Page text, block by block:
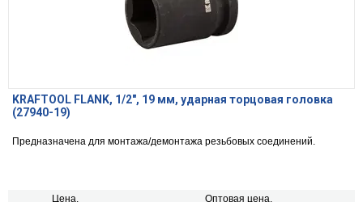
KRAFTOOL FLANK, 1/2″, 19 мм, ударная торцовая головка
(27940-19)
Предназначена для монтажа/демонтажа резьбовых соединений.
Цена, Оптовая цена,